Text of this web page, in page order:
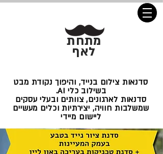
מתחת
לאף
סדנאות צילום בנייד, והיפוך נקודת מבט
בשילוב כלי AI.
סדנאות לארגונים, צוותים ובעלי עסקים
שמשלבות חוויה, יצירתיות וכלים מעשיים
ליישום מיידי